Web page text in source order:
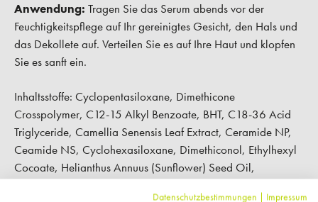
Anwendung: Tragen Sie das Serum abends vor der
Feuchtigkeitspflege auf Ihr gereinigtes Gesicht, den Hals und
das Dekollete auf. Verteilen Sie es auf Ihre Haut und klopfen
Sie es sanft ein.
Inhaltsstoffe: Cyclopentasiloxane, Dimethicone
Crosspolymer, C12-15 Alkyl Benzoate, BHT, C18-36 Acid
Triglyceride, Camellia Senensis Leaf Extract, Ceramide NP,
Ceamide NS, Cyclohexasiloxane, Dimethiconol, Ethylhexyl
Cocoate, Helianthus Annuus (Sunflower) Seed Oil,
Datenschutzbestimmungen | Impressum